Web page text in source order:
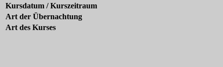
Kursdatum / Kurszeitraum
Art der Übernachtung
Art des Kurses